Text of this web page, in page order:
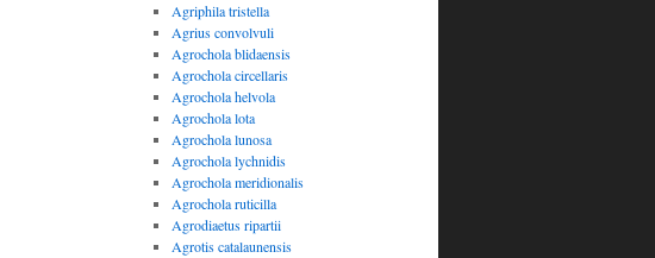
Agriphila tristella
Agrius convolvuli
Agrochola blidaensis
Agrochola circellaris
Agrochola helvola
Agrochola lota
Agrochola lunosa
Agrochola lychnidis
Agrochola meridionalis
Agrochola ruticilla
Agrodiaetus ripartii
Agrotis catalaunensis